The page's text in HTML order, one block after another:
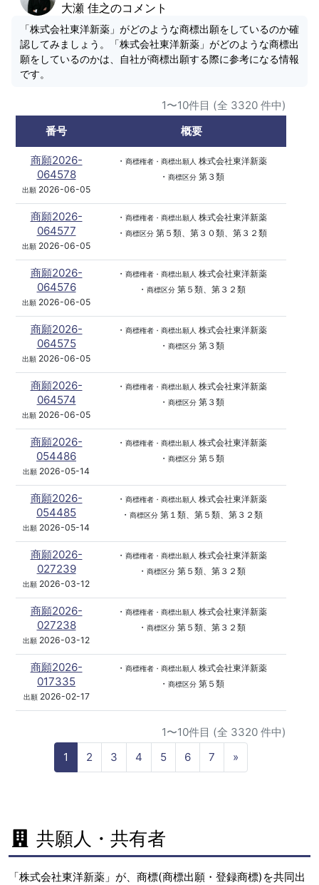
大瀬 佳之のコメント
「株式会社東洋新薬」がどのような商標出願をしているのか確
認してみましょう。「株式会社東洋新薬」がどのような商標出
願をしているのかは、自社が商標出願する際に参考になる情報
です。
1〜10件目 (全 3320 件中)
番号
概要
商願2026-
064578
出願 2026-06-05
・ 商標権者・商標出願人 株式会社東洋新薬
・ 商標区分第３類
商願2026-
064577
出願 2026-06-05
・ 商標権者・商標出願人 株式会社東洋新薬
・ 商標区分第５類、第３０類、第３２類
商願2026-
064576
出願 2026-06-05
・ 商標権者・商標出願人 株式会社東洋新薬
・ 商標区分第５類、第３２類
商願2026-
064575
出願 2026-06-05
・ 商標権者・商標出願人 株式会社東洋新薬
・ 商標区分第３類
商願2026-
064574
出願 2026-06-05
・ 商標権者・商標出願人 株式会社東洋新薬
・ 商標区分第３類
商願2026-
054486
出願 2026-05-14
・ 商標権者・商標出願人 株式会社東洋新薬
・ 商標区分第５類
商願2026-
054485
出願 2026-05-14
・ 商標権者・商標出願人 株式会社東洋新薬
・ 商標区分第１類、第５類、第３２類
商願2026-
027239
出願 2026-03-12
・ 商標権者・商標出願人 株式会社東洋新薬
・ 商標区分第５類、第３２類
商願2026-
027238
出願 2026-03-12
・ 商標権者・商標出願人 株式会社東洋新薬
・ 商標区分第５類、第３２類
商願2026-
017335
出願2026-02-17
・ 商標権者・商標出願人 株式会社東洋新薬
・ 商標区分第５類
1〜10件目 (全 3320 件中)
1
2 3 4 5 6 7 »
e
共願人・共有者
「株式会社東洋新薬」が、商標(商標出願・登録商標)を共同出